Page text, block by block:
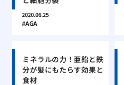
2020.06.25
AGA
ミネラルの力！亜鉛と鉄
分が髪にもたらす効果と
食材